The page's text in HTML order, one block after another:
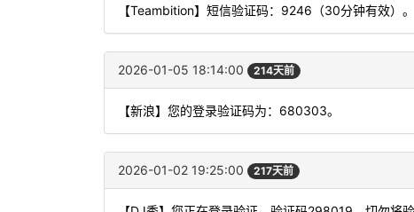
【Teambition】短信验证码：9246（30分钟有效）。
2026-01-05 18:14:00 214天前
【新浪】您的登录验证码为：680303。
2026-01-02 19:25:00 217天前